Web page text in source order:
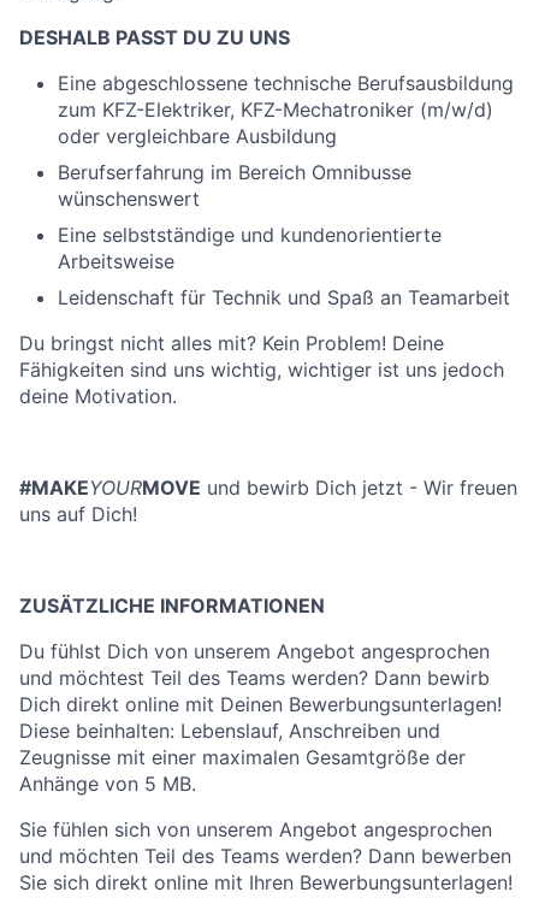
DESHALB PASST DU ZU UNS
Eine abgeschlossene technische Berufsausbildung
zum KFZ-Elektriker, KFZ-Mechatroniker (m/w/d)
oder vergleichbare Ausbildung
Berufserfahrung im Bereich Omnibusse
wünschenswert
Eine selbstständige und kundenorientierte
Arbeitsweise
Leidenschaft für Technik und Spaß an Teamarbeit
Du bringst nicht alles mit? Kein Problem! Deine
Fähigkeiten sind uns wichtig, wichtiger ist uns jedoch
deine Motivation.
#MAKEYOURMOVE und bewirb Dich jetzt - Wir freuen
uns auf Dich!
ZUSÄTZLICHE INFORMATIONEN
Du fühlst Dich von unserem Angebot angesprochen
und möchtest Teil des Teams werden? Dann bewirb
Dich direkt online mit Deinen Bewerbungsunterlagen!
Diese beinhalten: Lebenslauf, Anschreiben und
Zeugnisse mit einer maximalen Gesamtgröße der
Anhänge von 5 MB.
Sie fühlen sich von unserem Angebot angesprochen
und möchten Teil des Teams werden? Dann bewerben
Sie sich direkt online mit Ihren Bewerbungsunterlagen!